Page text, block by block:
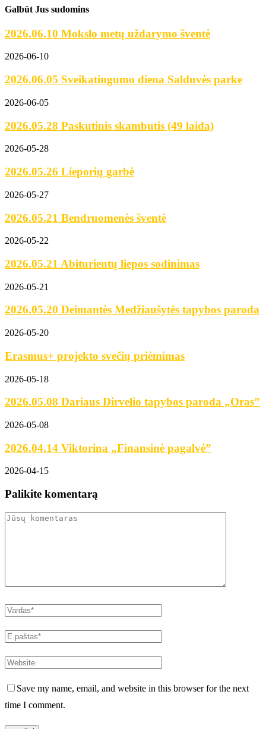
Galbūt Jus sudomins
2026.06.10 Mokslo metų uždarymo šventė
2026-06-10
2026.06.05 Sveikatingumo diena Salduvės parke
2026-06-05
2026.05.28 Paskutinis skambutis (49 laida)
2026-05-28
2026.05.26 Lieporių garbė
2026-05-27
2026.05.21 Bendruomenės šventė
2026-05-22
2026.05.21 Abiturientų liepos sodinimas
2026-05-21
2026.05.20 Deimantės Medžiaušytės tapybos paroda
2026-05-20
Erasmus+ projekto svečių priėmimas
2026-05-18
2026.05.08 Dariaus Dirvelio tapybos paroda „Oras”
2026-05-08
2026.04.14 Viktorina „Finansinė pagalvė”
2026-04-15
Palikite komentarą
Save my name, email, and website in this browser for the next
time I comment.